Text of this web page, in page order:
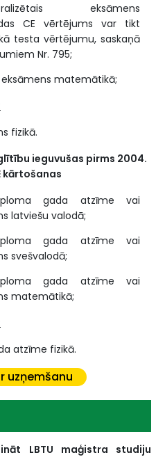
eksāmens
CE vērtējums var tikt
testa vērtējumu, saskaņā
Nr. 795;
matemātikā;
fizikā.
ieguvušas pirms 2004.
kārtošanas
gada atzīme vai
latviešu valodā;
gada atzīme vai
svešvalodā;
gada atzīme vai
matemātikā;
atzīme fizikā.
uzņemšanu
LBTU maģistra studiju